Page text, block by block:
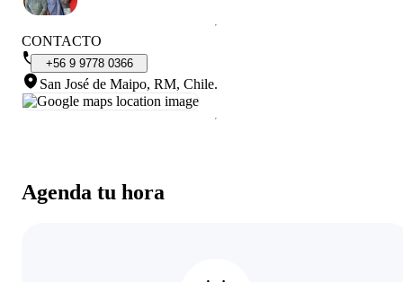
Agenda tu hora
CONTACTO
+56 9 9778 0366
San José de Maipo, RM, Chile.